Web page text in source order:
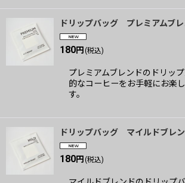
ドリップバッグ プレミアムブレ
180円 (税込)
プレミアムブレンドのドリッ
的なコーヒーをお手軽にお楽
す。
ドリップバッグ マイルドブレ
180円 (税込)